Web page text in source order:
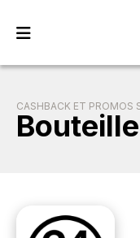
CASHBACK ET PROMOS